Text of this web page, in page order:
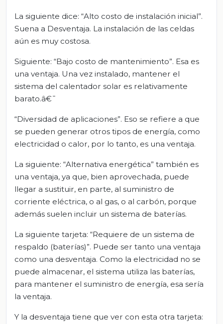
La siguiente dice: “Alto costo de instalación inicial”.
Suena a Desventaja. La instalación de las celdas
aún es muy costosa.
Siguiente: “Bajo costo de mantenimiento”. Esa es
una ventaja. Una vez instalado, mantener el
sistema del calentador solar es relativamente
barato.â€¯
“Diversidad de aplicaciones”. Eso se refiere a que
se pueden generar otros tipos de energía, como
electricidad o calor, por lo tanto, es una ventaja.
La siguiente: “Alternativa energética” también es
una ventaja, ya que, bien aprovechada, puede
llegar a sustituir, en parte, al suministro de
corriente eléctrica, o al gas, o al carbón, porque
además suelen incluir un sistema de baterías.
La siguiente tarjeta: “Requiere de un sistema de
respaldo (baterías)”. Puede ser tanto una ventaja
como una desventaja. Como la electricidad no se
puede almacenar, el sistema utiliza las baterías,
para mantener el suministro de energía, esa sería
la ventaja.
Y la desventaja tiene que ver con esta otra tarjeta: